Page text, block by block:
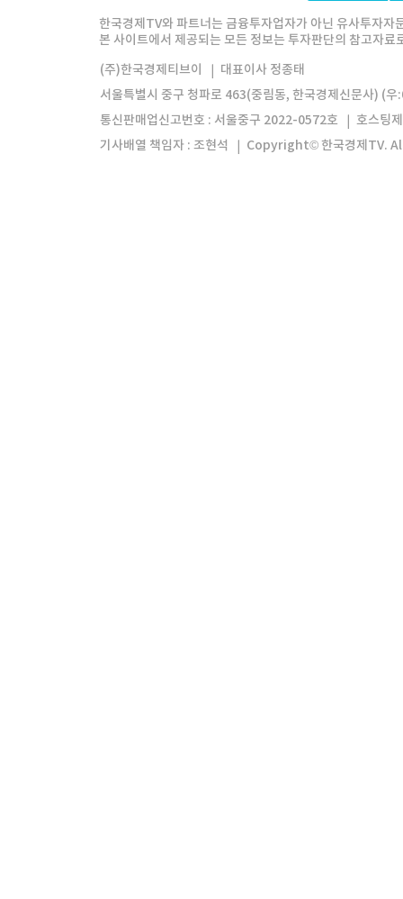
한경미디어그룹 한국경제신문 한국경제
모바일앱 한국경제TV앱
한국경제TV와 파트너는 금융투자업자가 아닌 유사투자
본 사이트에서 제공되는 모든 정보는 투자판단의 참고자
(주)한국경제티브이
대표이사 정종태
서울특별시 중구 청파로 463(중림동, 한국경제신문사) (
통신판매업신고번호 : 서울중구 2022-0572호
호스팅
기사배열 책임자 : 조현석
Copyright© 한국경제TV.